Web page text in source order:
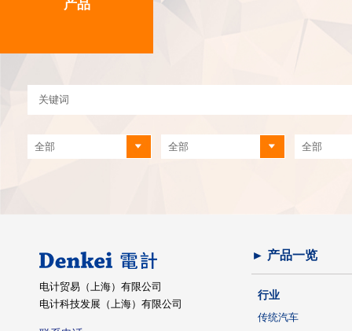
产品
电计贸易（上海）有限公司
电计科技发展（上海）有限公司
► 产品一览
行业
传统汽车